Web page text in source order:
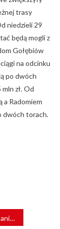
trasy
niedzieli 29
będą mogli z
Gołębiów
na odcinku
po dwóch
zł. Od
a Radomiem
dwóch torach.
barwy